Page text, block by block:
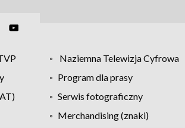
Naziemna Telewizja Cyfrowa
Program dla prasy
Serwis fotograficzny
Merchandising (znaki)